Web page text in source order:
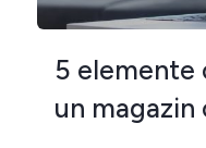
5
un magazin